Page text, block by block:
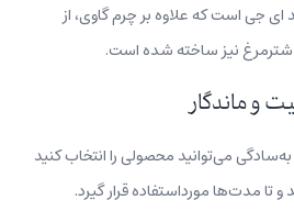
ای جی است که علاوه بر چرم گاوی، از
نیز ساخته شده است.
و ماندگار
می‌توانید محصولی را انتخاب کنید
و تا مدت‌ها مورد‌استفاده قرار گیرد.